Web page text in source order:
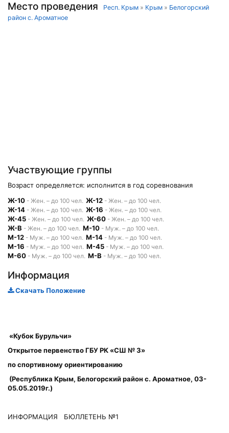
Место проведения Респ. Крым » Крым » Белогорский
район с. Ароматное
Участвующие группы
Возраст определяется: исполнится в год соревнования
Ж-10 - Жен. – до 100 чел. Ж-12 - Жен. – до 100 чел.
Ж-14 - Жен. – до 100 чел. Ж-16 - Жен. – до 100 чел.
Ж-45 - Жен. – до 100 чел. Ж-60 - Жен. – до 100 чел.
Ж-В - Жен. – до 100 чел. М-10 - Муж. – до 100 чел.
М-12 - Муж. – до 100 чел. М-14 - Муж. – до 100 чел.
М-16 - Муж. – до 100 чел. М-45 - Муж. – до 100 чел.
М-60 - Муж. – до 100 чел. М-В - Муж. – до 100 чел.
Информация
Скачать Положение
«Кубок Бурульчи»
Открытое первенство ГБУ РК «СШ № 3»
по спортивному ориентированию
(Республика Крым, Белогорский район с. Ароматное, 03-
05.05.2019г.)
ИНФОРМАЦИЯ БЮЛЛЕТЕНЬ №1